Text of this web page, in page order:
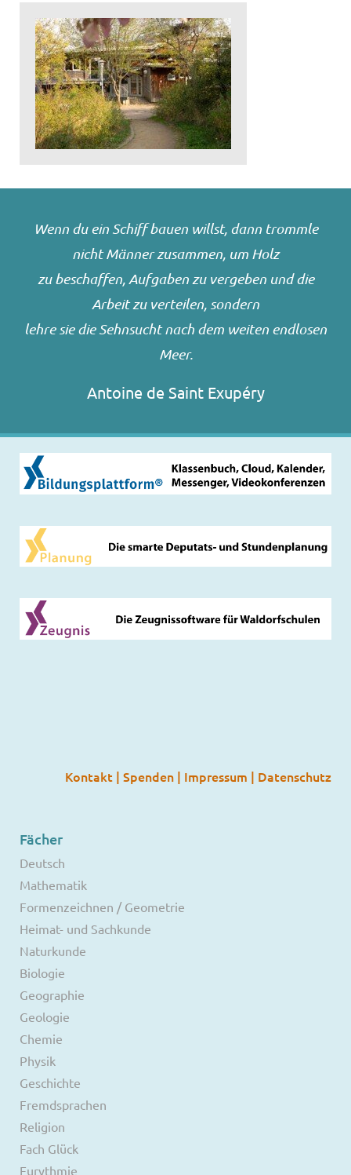
Wenn du ein Schiff bauen willst, dann trommle
nicht Männer zusammen, um Holz
zu beschaffen, Aufgaben zu vergeben und die
Arbeit zu verteilen, sondern
lehre sie die Sehnsucht nach dem weiten endlosen
Meer.
Antoine de Saint Exupéry
Kontakt | Spenden | Impressum | Datenschutz
Fächer
Deutsch
Mathematik
Formenzeichnen / Geometrie
Heimat- und Sachkunde
Naturkunde
Biologie
Geographie
Geologie
Chemie
Physik
Geschichte
Fremdsprachen
Religion
Fach Glück
Eurythmie